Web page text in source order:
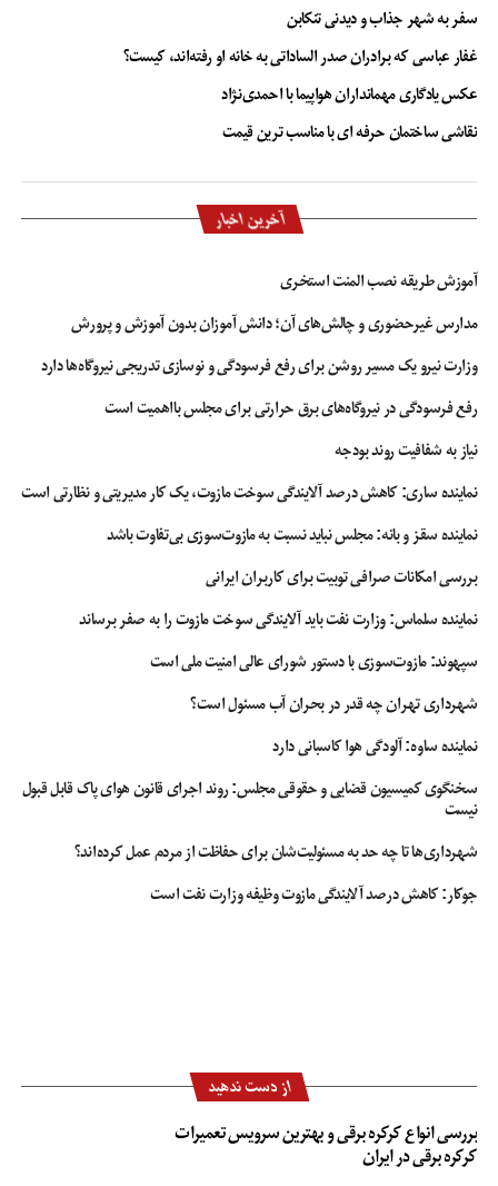
سفر به شهر جذاب و دیدنی تنکابن
غفار عباسی که برادران صدر الساداتی به خانه او رفته‌اند، کیست؟
عکس یادگاری مهمانداران هواپیما با احمدی‌نژاد
نقاشی ساختمان حرفه ای با مناسب ترین قیمت
آخرین اخبار
آموزش طریقه نصب المنت استخری
مدارس غیرحضوری و چالش‌های آن؛ دانش آموزان بدون آموزش و پرورش
وزارت نیرو یک مسیر روشن برای رفع فرسودگی و نوسازی تدریجی نیروگاه‌ها دارد
رفع فرسودگی در نیروگاه‌های برق حرارتی برای مجلس بااهمیت است
نیاز به شفافیت روند بودجه
نماینده ساری: کاهش درصد آلایندگی سوخت مازوت، یک کار مدیریتی و نظارتی است
نماینده سقز و بانه: مجلس نباید نسبت به مازوت‌سوزی بی‌تفاوت باشد
بررسی امکانات صرافی توبیت برای کاربران ایرانی
نماینده سلماس: وزارت نفت باید آلایندگی سوخت مازوت را به صفر برساند
سپهوند:‌ مازوت‌سوزی با دستور شورای عالی امنیت ملی است
شهرداری تهران چه قدر در بحران آب مسئول است؟
نماینده ساوه: آلودگی هوا کاسبانی دارد
سخنگوی کمیسیون قضایی و حقوقی مجلس: روند اجرای قانون هوای پاک قابل قبول
نیست
شهرداری‌ها تا چه حد به مسئولیت‌شان برای حفاظت از مردم عمل کرده‌اند؟
جوکار: کاهش درصد آلایندگی مازوت وظیفه وزارت نفت است
از دست ندهید
بررسی انواع کرکره برقی و بهترین سرویس تعمیرات
کرکره برقی در ایران